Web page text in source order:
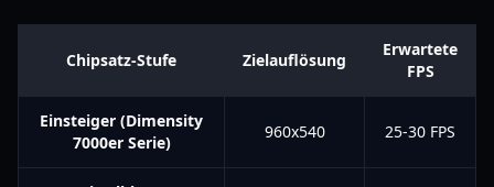
Chipsatz-Stufe Zielauflösung
Erwartete
FPS
Einsteiger (Dimensity
7000er Serie)
960x540 25-30 FPS